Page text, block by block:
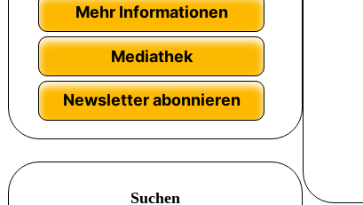
Mehr Informationen
Mediathek
Newsletter abonnieren
Suchen